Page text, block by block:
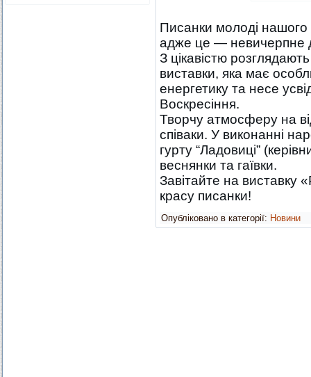
Писанки молоді нашого
адже це — невичерпне
З цікавістю розглядають
виставки, яка має
енергетику та несе
Воскресіння.
Творчу атмосферу на
співаки. У виконанні
гурту “Ладовиці”
веснянки та гаївки.
Завітайте на виставку
красу писанки!
Опубліковано в категорії: Новини